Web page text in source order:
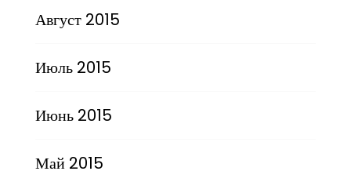
Август 2015
Июль 2015
Июнь 2015
Май 2015